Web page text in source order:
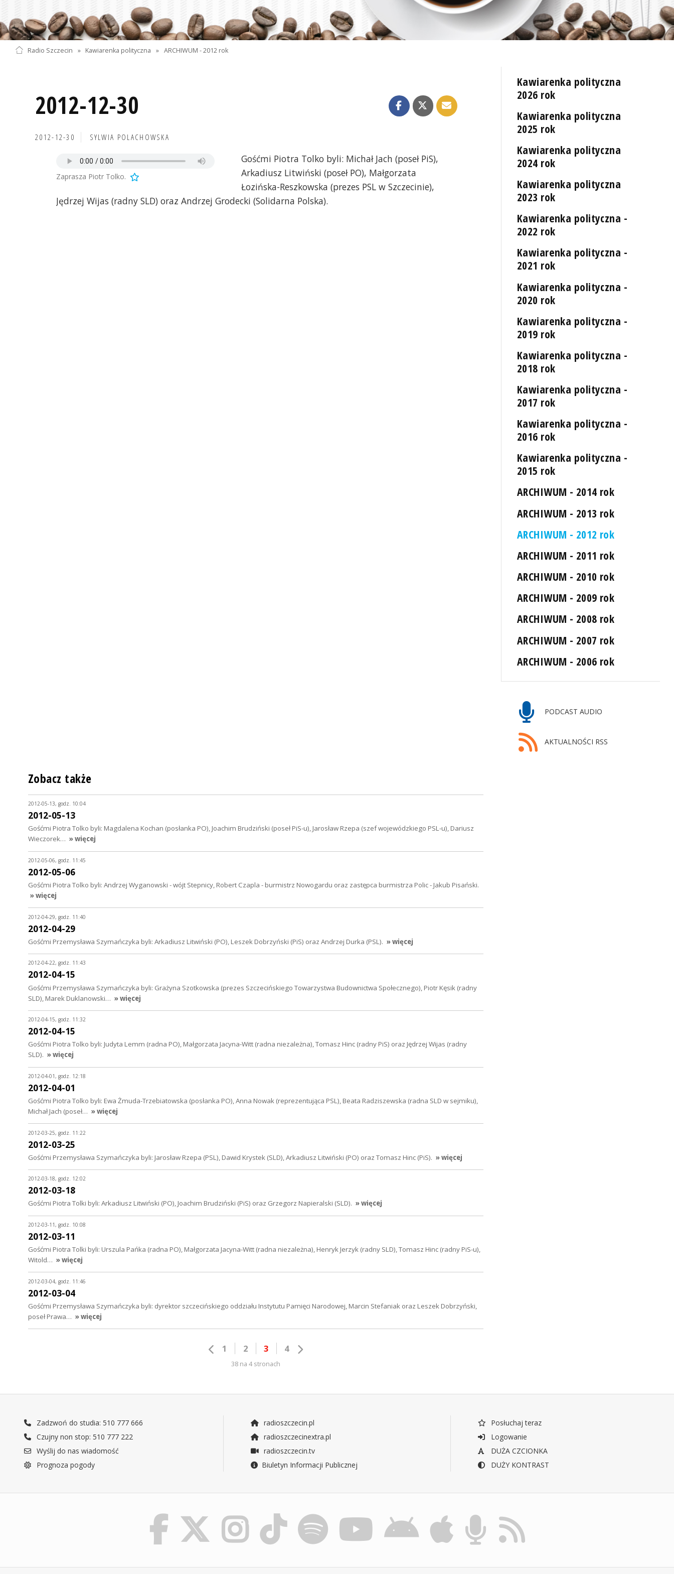
Radio Szczecin » Kawiarenka polityczna » ARCHIWUM - 2012 rok
2012-12-30
2012-12-30 SYLWIA POLACHOWSKA
Zaprasza Piotr Tolko.
Gośćmi Piotra Tolko byli: Michał Jach (poseł PiS),
Arkadiusz Litwiński (poseł PO), Małgorzata
Łozińska-Reszkowska (prezes PSL w Szczecinie),
Jędrzej Wijas (radny SLD) oraz Andrzej Grodecki (Solidarna Polska).
Kawiarenka polityczna
2026 rok
Kawiarenka polityczna
2025 rok
Kawiarenka polityczna
2024 rok
Kawiarenka polityczna
2023 rok
Kawiarenka polityczna -
2022 rok
Kawiarenka polityczna -
2021 rok
Kawiarenka polityczna -
2020 rok
Kawiarenka polityczna -
2019 rok
Kawiarenka polityczna -
2018 rok
Kawiarenka polityczna -
2017 rok
Kawiarenka polityczna -
2016 rok
Kawiarenka polityczna -
2015 rok
ARCHIWUM - 2014 rok
ARCHIWUM - 2013 rok
ARCHIWUM - 2012 rok
ARCHIWUM - 2011 rok
ARCHIWUM - 2010 rok
ARCHIWUM - 2009 rok
ARCHIWUM - 2008 rok
ARCHIWUM - 2007 rok
ARCHIWUM - 2006 rok
PODCAST AUDIO
AKTUALNOŚCI RSS
Zobacz także
2012-05-13, godz. 10:04
2012-05-13
Gośćmi Piotra Tolko byli: Magdalena Kochan (posłanka PO), Joachim Brudziński (poseł PiS-u), Jarosław Rzepa (szef wojewódzkiego PSL-u), Dariusz
Wieczorek… » więcej
2012-05-06, godz. 11:45
2012-05-06
Gośćmi Piotra Tolko byli: Andrzej Wyganowski - wójt Stepnicy, Robert Czapla - burmistrz Nowogardu oraz zastępca burmistrza Polic - Jakub Pisański.
» więcej
2012-04-29, godz. 11:40
2012-04-29
Gośćmi Przemysława Szymańczyka byli: Arkadiusz Litwiński (PO), Leszek Dobrzyński (PiS) oraz Andrzej Durka (PSL). » więcej
2012-04-22, godz. 11:43
2012-04-15
Gośćmi Przemysława Szymańczyka byli: Grażyna Szotkowska (prezes Szczecińskiego Towarzystwa Budownictwa Społecznego), Piotr Kęsik (radny
SLD), Marek Duklanowski… » więcej
2012-04-15, godz. 11:32
2012-04-15
Gośćmi Piotra Tolko byli: Judyta Lemm (radna PO), Małgorzata Jacyna-Witt (radna niezależna), Tomasz Hinc (radny PiS) oraz Jędrzej Wijas (radny
SLD). » więcej
2012-04-01, godz. 12:18
2012-04-01
Gośćmi Piotra Tolko byli: Ewa Żmuda-Trzebiatowska (posłanka PO), Anna Nowak (reprezentująca PSL), Beata Radziszewska (radna SLD w sejmiku),
Michał Jach (poseł… » więcej
2012-03-25, godz. 11:22
2012-03-25
Gośćmi Przemysława Szymańczyka byli: Jarosław Rzepa (PSL), Dawid Krystek (SLD), Arkadiusz Litwiński (PO) oraz Tomasz Hinc (PiS). » więcej
2012-03-18, godz. 12:02
2012-03-18
Gośćmi Piotra Tolki byli: Arkadiusz Litwiński (PO), Joachim Brudziński (PiS) oraz Grzegorz Napieralski (SLD). » więcej
2012-03-11, godz. 10:08
2012-03-11
Gośćmi Piotra Tolki byli: Urszula Pańka (radna PO), Małgorzata Jacyna-Witt (radna niezależna), Henryk Jerzyk (radny SLD), Tomasz Hinc (radny PiS-u),
Witold… » więcej
2012-03-04, godz. 11:46
2012-03-04
Gośćmi Przemysława Szymańczyka byli: dyrektor szczecińskiego oddziału Instytutu Pamięci Narodowej, Marcin Stefaniak oraz Leszek Dobrzyński,
poseł Prawa… » więcej
1 2 3 4
38 na 4 stronach
Zadzwoń do studia: 510 777 666
Czujny non stop: 510 777 222
Wyślij do nas wiadomość
Prognoza pogody
radioszczecin.pl
radioszczecinextra.pl
radioszczecin.tv
Biuletyn Informacji Publicznej
Posłuchaj teraz
Logowanie
DUŻA CZCIONKA
DUŻY KONTRAST